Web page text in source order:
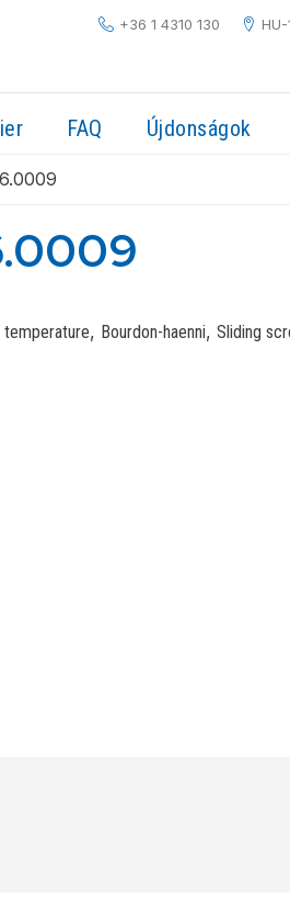
+36 1 4310 130
FAQ Újdonságok
, Bourdon-haenni,Sliding